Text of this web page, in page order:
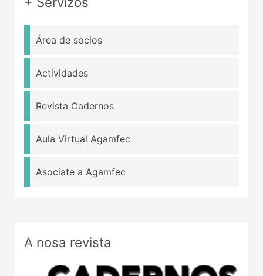
Área de socios
Actividades
Revista Cadernos
Aula Virtual Agamfec
Asociate a Agamfec
A nosa revista